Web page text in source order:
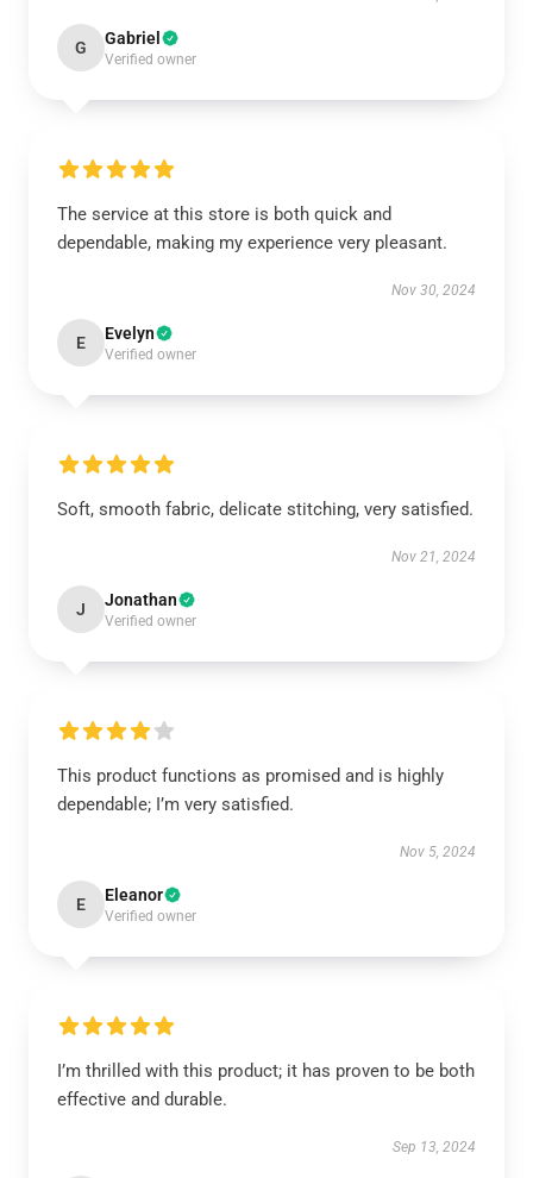
G Gabriel
Verified owner
The service at this store is both quick and
dependable, making my experience very pleasant.
Nov 30, 2024
E Evelyn
Verified owner
Soft, smooth fabric, delicate stitching, very satisfied.
Nov 21, 2024
J Jonathan
Verified owner
This product functions as promised and is highly
dependable; I’m very satisfied.
Nov 5, 2024
E Eleanor
Verified owner
I’m thrilled with this product; it has proven to be both
effective and durable.
Sep 13, 2024